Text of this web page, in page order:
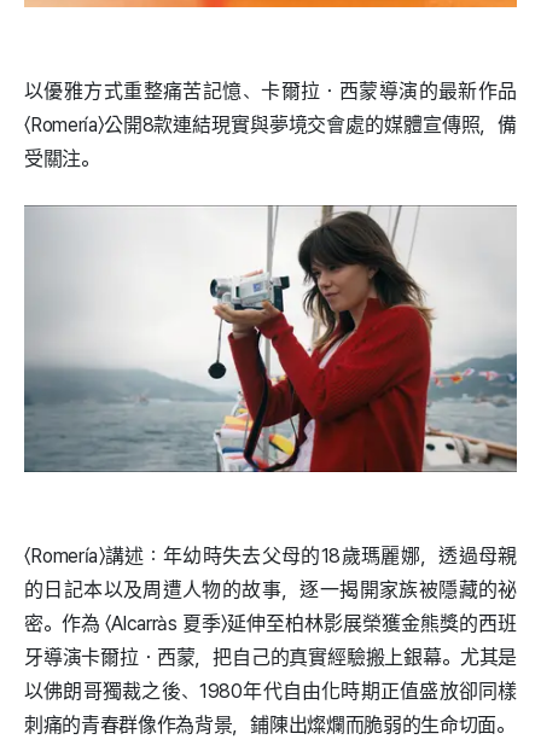
以優雅方式重整痛苦記憶、卡爾拉・西蒙導演的最新作品
〈Romería〉公開8款連結現實與夢境交會處的媒體宣傳照，備
受關注。
〈Romería〉講述：年幼時失去父母的18歲瑪麗娜，透過母親
的日記本以及周遭人物的故事，逐一揭開家族被隱藏的祕
密。作為 〈Alcarràs 夏季〉延伸至柏林影展榮獲金熊獎的西班
牙導演卡爾拉・西蒙，把自己的真實經驗搬上銀幕。尤其是
以佛朗哥獨裁之後、1980年代自由化時期正值盛放卻同樣
刺痛的青春群像作為背景，鋪陳出燦爛而脆弱的生命切面。